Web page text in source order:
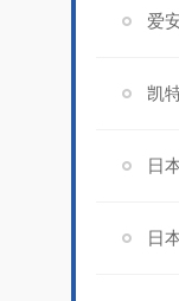
爱
凯
日
日